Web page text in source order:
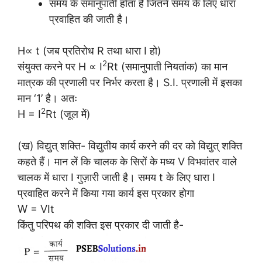
समय के समानुपाती होता है जितने समय के लिए धारा
प्रवाहित की जाती है।
H∝ t (जब प्रतिरोध R तथा धारा I हो)
संयुक्त करने पर H ∝ I2Rt (समानुपाती नियतांक) का मान
मात्रक की प्रणाली पर निर्भर करता है। S.I. प्रणाली में इसका
मान ‘1’ है। अतः
H = I2Rt (जूल में)
(ख) विद्युत् शक्ति- विद्युतीय कार्य करने की दर को विद्युत् शक्ति
कहते हैं। मान लें कि चालक के सिरों के मध्य V विभवांतर वाले
चालक में धारा I गुज़ारी जाती है। समय t के लिए धारा I
प्रवाहित करने में किया गया कार्य इस प्रकार होगा
W = VIt
किंतु परिपथ की शक्ति इस प्रकार दी जाती है-